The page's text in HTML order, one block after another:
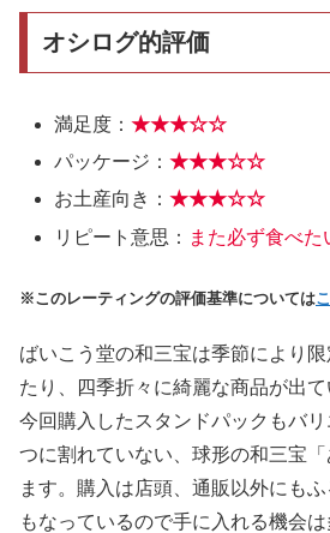
オシログ的評価
満足度：★★★☆☆
パッケージ：★★★☆☆
お土産向き：★★★☆☆
リピート意思： また必ず食べた
※このレーティングの評価基準については
ばいこう堂の和三宝は季節により
たり、四季折々に綺麗な商品が出て
今回購入したスタンドパックもバ
つに割れていない、球形の和三宝
ます。購入は店頭、通販以外にも
もなっているので手に入れる機会は